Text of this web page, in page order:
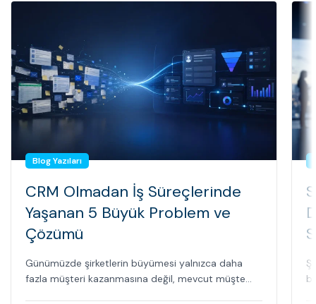
Blog Yazıları
CRM Olmadan İş Süreçlerinde
Yaşanan 5 Büyük Problem ve
Çözümü
Günümüzde şirketlerin büyümesi yalnızca daha
fazla müşteri kazanmasına değil, mevcut müşte...